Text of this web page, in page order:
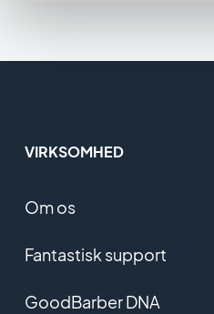
VIRKSOMHED
Om os
Fantastisk support
GoodBarber DNA